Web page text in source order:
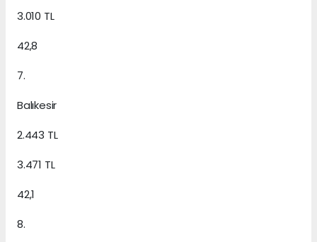
3.010 TL
42,8
7.
Balıkesir
2.443 TL
3.471 TL
42,1
8.